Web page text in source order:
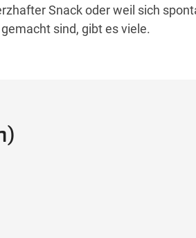
Snack oder weil sich
sind, gibt es viele.